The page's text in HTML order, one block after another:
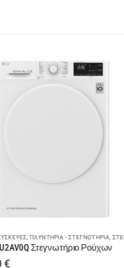
,ΠΛΥΝΤΉΡΙΑ - ΣΤΕΓΝΩΤΉΡΙΑ,ΣΤΕΓΝΩΤΉΡΙΑ ΡΟΎΧΩΝ
Στεγνωτήριο Ρούχων